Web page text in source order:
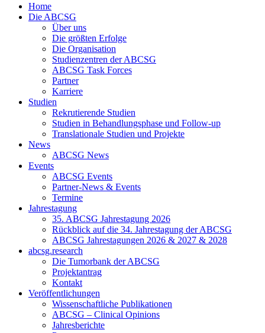
Home
Die ABCSG
Über uns
Die größten Erfolge
Die Organisation
Studienzentren der ABCSG
ABCSG Task Forces
Partner
Karriere
Studien
Rekrutierende Studien
Studien in Behandlungsphase und Follow-up
Translationale Studien und Projekte
News
ABCSG News
Events
ABCSG Events
Partner-News & Events
Termine
Jahrestagung
35. ABCSG Jahrestagung 2026
Rückblick auf die 34. Jahrestagung der ABCSG
ABCSG Jahrestagungen 2026 & 2027 & 2028
abcsg.research
Die Tumorbank der ABCSG
Projektantrag
Kontakt
Veröffentlichungen
Wissenschaftliche Publikationen
ABCSG – Clinical Opinions
Jahresberichte